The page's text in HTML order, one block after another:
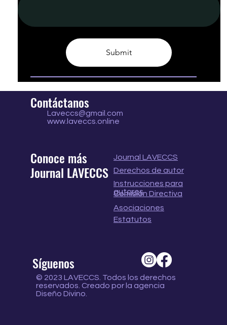
Submit
Contáctanos
Laveccs@gmail.com
www.laveccs.online
Síguenos
© 2023 LAVECCS. Todos los derechos
reservados. Creado por la agencia
Diseño Divino.
Conoce más
Estatutos
Comisión Directiva
Journal LAVECCS
Instrucciones para
autores
Journal LAVECCS Derechos de autor
Asociaciones